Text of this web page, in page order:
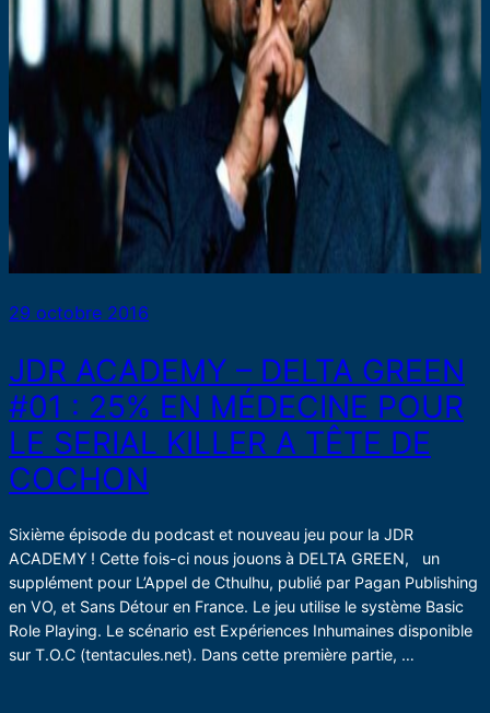
29 octobre 2016
JDR ACADEMY – DELTA GREEN
#01 : 25% EN MÉDECINE POUR
LE SERIAL KILLER A TÊTE DE
COCHON
Sixième épisode du podcast et nouveau jeu pour la JDR
ACADEMY ! Cette fois-ci nous jouons à DELTA GREEN, un
supplément pour L’Appel de Cthulhu, publié par Pagan Publishing
en VO, et Sans Détour en France. Le jeu utilise le système Basic
Role Playing. Le scénario est Expériences Inhumaines disponible
sur T.O.C (tentacules.net). Dans cette première partie, …